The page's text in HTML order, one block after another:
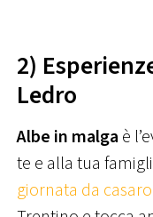
2)
Ledro
Albe in malga è
te e alla tua
giornata da casaro